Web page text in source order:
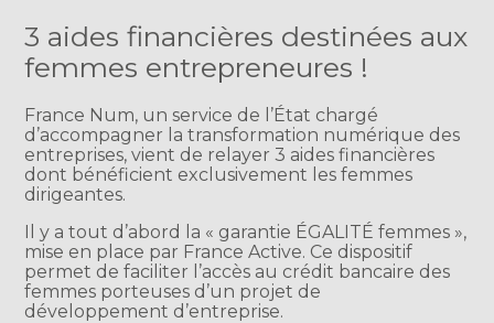
3 aides financières destinées aux
femmes entrepreneures !
France Num, un service de l’État chargé
d’accompagner la transformation numérique des
entreprises, vient de relayer 3 aides financières
dont bénéficient exclusivement les femmes
dirigeantes.
Il y a tout d’abord la « garantie ÉGALITÉ femmes »,
mise en place par France Active. Ce dispositif
permet de faciliter l’accès au crédit bancaire des
femmes porteuses d’un projet de
développement d’entreprise.